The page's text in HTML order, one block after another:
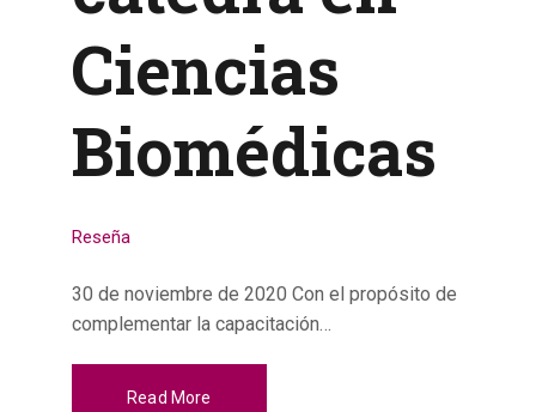
Ciencias
Biomédicas
Reseña
30 de noviembre de 2020 Con el propósito de
complementar la capacitación…
Read More